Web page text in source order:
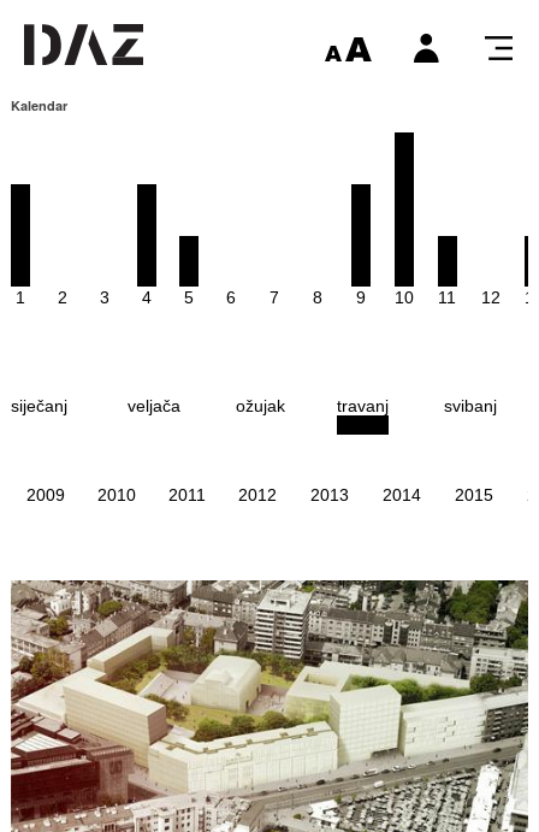
Kalendar
1 2 3 4 5 6 7 8 9 10 11 12
siječanj veljača ožujak travanj svibanj
2009 2010 2011 2012 2013 2014 2015